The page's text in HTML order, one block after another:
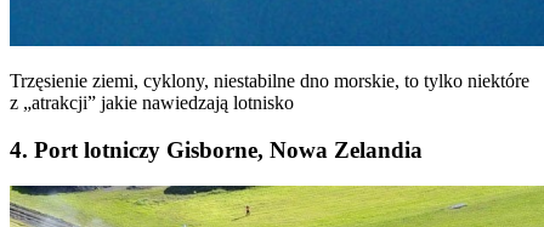
Trzęsienie ziemi, cyklony, niestabilne dno morskie, to tylko niektóre
z „atrakcji” jakie nawiedzają lotnisko
4. Port lotniczy Gisborne, Nowa Zelandia